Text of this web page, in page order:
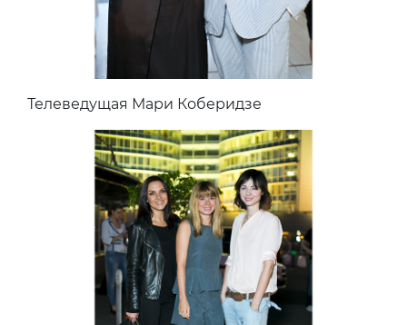
Телеведущая Мари Коберидзе